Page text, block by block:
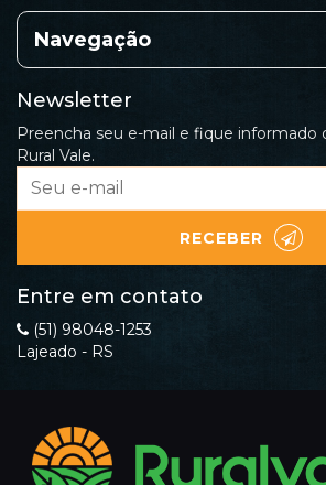
Navegação
Newsletter
Preencha seu e-mail e fique informado
Rural Vale.
RECEBER
Entre em contato
(51) 98048-1253
Lajeado - RS